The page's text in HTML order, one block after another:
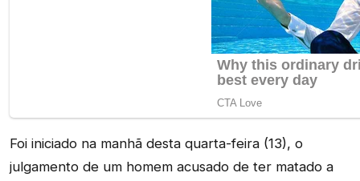
Foi iniciado na manhã desta quarta-feira (13), o
julgamento de um homem acusado de ter matado a